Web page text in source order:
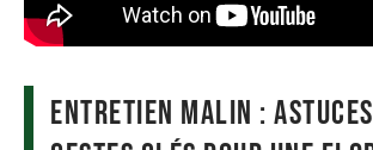
Entretien malin :